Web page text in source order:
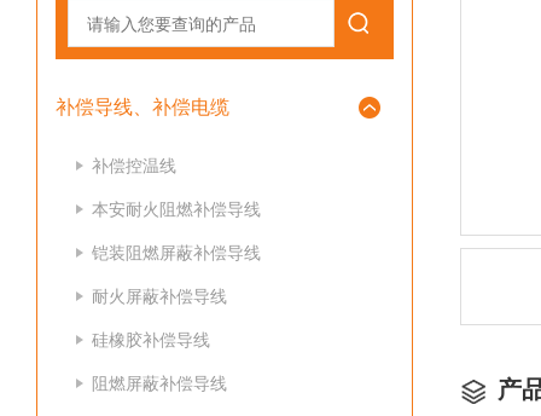
补偿导线、补偿电缆
补偿控温线
本安耐火阻燃补偿导线
铠装阻燃屏蔽补偿导线
耐火屏蔽补偿导线
硅橡胶补偿导线
阻燃屏蔽补偿导线 产